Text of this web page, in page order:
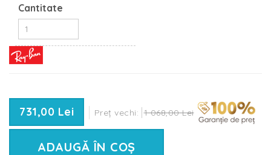
Cantitate
731,00 Lei Preț vechi: 1 068,00 Lei
ADAUGĂ ÎN COȘ